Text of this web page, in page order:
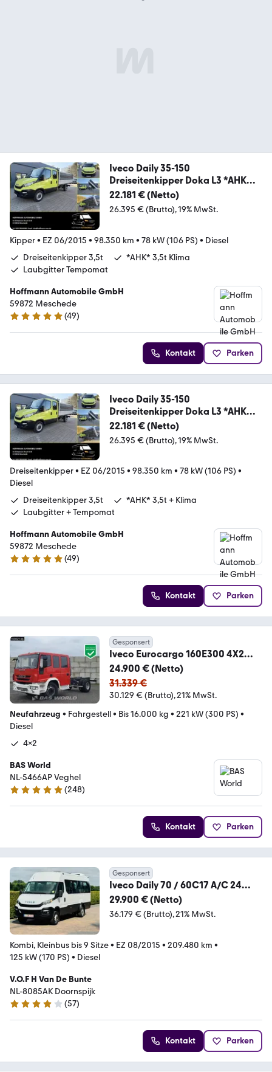
Iveco Daily 35-150
Dreiseitenkipper Doka L3 *AHK
3,5*
22.181 € (Netto)
26.395 € (Brutto) 19% MwSt.
Kipper• EZ 06/2015 • 98.350 km • 78 kW (106 PS) • Diesel
Dreiseitenkipper 3,5t
*AHK* 3,5t Klima
Laubgitter Tempomat
Hoffmann Automobile GmbH
59872 Meschede
4.9 Sterne
(49)
Kontakt Parken
Iveco Daily 35-150
Dreiseitenkipper Doka L3 *AHK
3,5T*
22.181 € (Netto)
26.395 € (Brutto) 19% MwSt.
Dreiseitenkipper• EZ 06/2015 • 98.350 km • 78 kW (106 PS) •
Diesel
Dreiseitenkipper 3,5t
*AHK* 3,5t + Klima
Laubgitter + Tempomat
Hoffmann Automobile GmbH
59872 Meschede
4.9 Sterne
(49)
Kontakt Parken
Gesponsert
Iveco Eurocargo 160E300 4X2
NEW! 16T chassis 2017 prod
24.900 € (Netto)
31.339 €
30.129 € (Brutto) 21% MwSt.
Neufahrzeug • Fahrgestell• Bis 16.000 kg • 221 kW (300 PS) •
Diesel
4x2
BAS World
NL-5466AP Veghel
4.8 Sterne
(248)
Kontakt Parken
Gesponsert
Iveco Daily 70 / 60C17 A/C 24
PERSOONS EURO 6
29.900 € (Netto)
36.179 € (Brutto) 21% MwSt.
Kombi, Kleinbus bis 9 Sitze• EZ 08/2015 • 209.480 km •
125 kW (170 PS) • Diesel
V.O.F H Van De Bunte
NL-8085AK Doornspijk
4 Sterne
(57)
Kontakt Parken